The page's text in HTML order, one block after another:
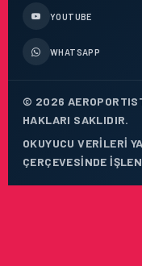
YOUTUBE
WHATSAPP
© 2026
HAKLARI SAKLIDIR.
OKUYUCU VERILERI
ÇERÇEVESINDE